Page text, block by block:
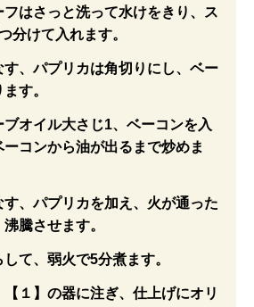
フはさっと洗って水けをきり、ス
分けて入れます。
す、パプリカは角切りにし、ベー
す。
ブオイル大さじ1、ベーコンを入
コンから油が出るまで炒めま
す、パプリカを加え、火が通った
騰させます。
して、弱火で5分煮ます。
【１】の器に注ぎ、仕上げにオリ